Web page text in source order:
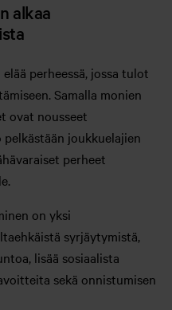
alkaa
perheessä, jossa tulot
Samalla monien
ovat nousseet
joukkuelajien
perheet
on yksi
syrjäytymistä,
lisää sosiaalista
sekä onnistumisen